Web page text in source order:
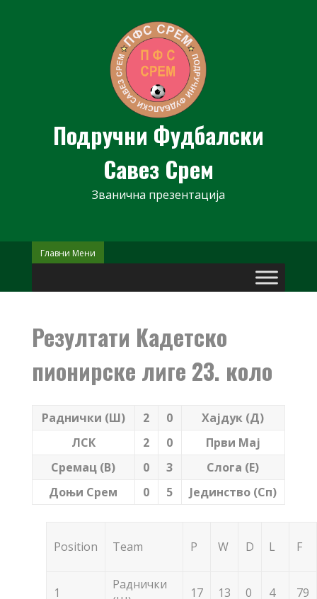
Подручни Фудбалски
Савез Срем
Званична презентација
Главни Мени
Резултати Кадетско
пионирске лиге 23. коло
Раднички (Ш) 2 0
Хајдук (Д)
ЛСК
2 0
Први Мај
Сремац (В)
0 3
Слога (Е)
Доњи Срем
0 5 Јединство (Сп)
Position Team P W D L F
1
Раднички
17 13 0 4 79